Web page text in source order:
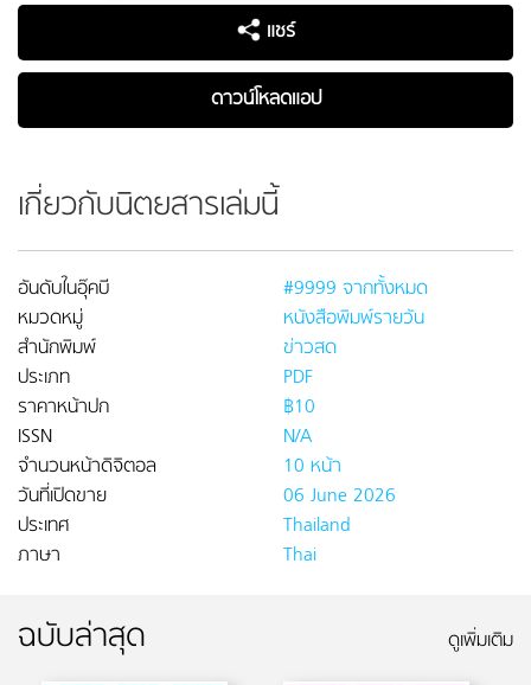
แชร์
ดาวน์โหลดแอป
เกี่ยวกับนิตยสารเล่มนี้
อันดับในอุ๊คบี
#9999 จากทั้งหมด
หมวดหมู่
หนังสือพิมพ์รายวัน
สำนักพิมพ์
ข่าวสด
ประเภท
PDF
ราคาหน้าปก
฿10
ISSN
N/A
จำนวนหน้าดิจิตอล
10 หน้า
วันที่เปิดขาย
06 June 2026
ประเทศ
Thailand
ภาษา
Thai
ฉบับล่าสุด ดูเพิ่มเติม